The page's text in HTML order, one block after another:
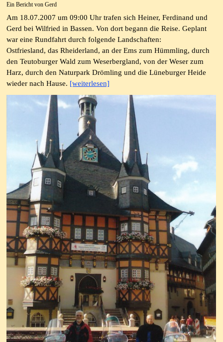
Ein Bericht von Gerd
Am 18.07.2007 um 09:00 Uhr trafen sich Heiner, Ferdinand und
Gerd bei Wilfried in Bassen. Von dort begann die Reise. Geplant
war eine Rundfahrt durch folgende Landschaften:
Ostfriesland, das Rheiderland, an der Ems zum Hümmling, durch
den Teutoburger Wald zum Weserbergland, von der Weser zum
Harz, durch den Naturpark Drömling und die Lüneburger Heide
wieder nach Hause. [weiterlesen]